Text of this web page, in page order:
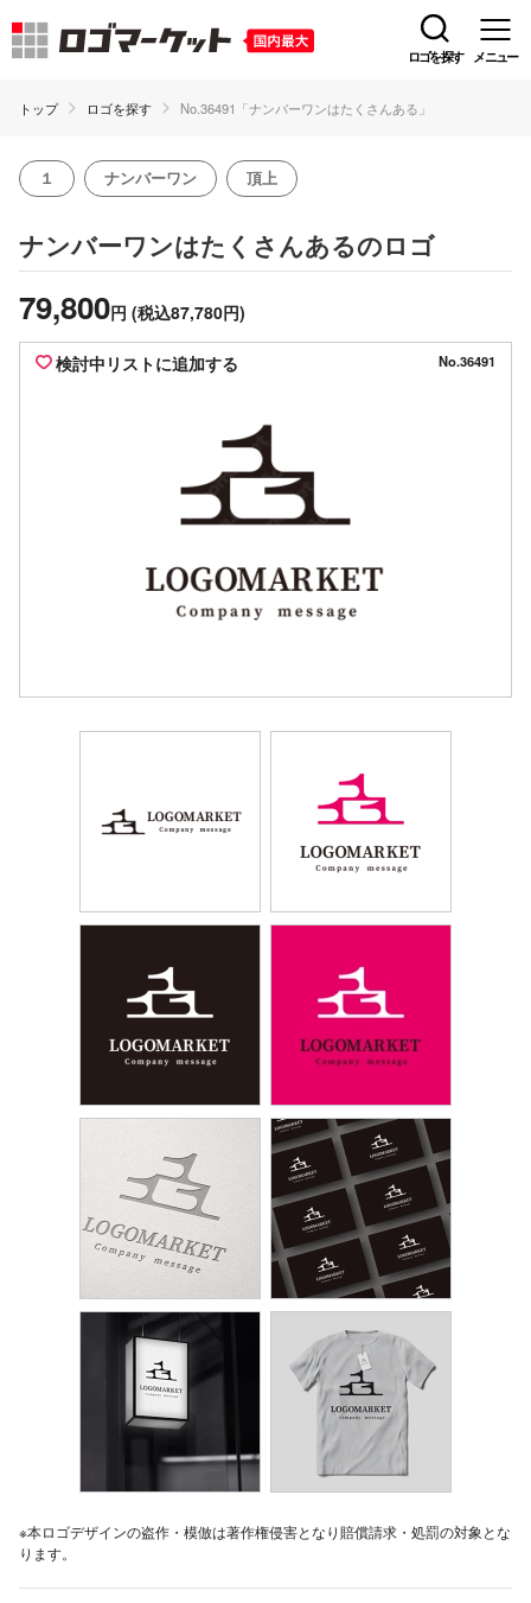
ロゴを探す メニュー
トップ ロゴを探す No.36491「ナンバーワンはたくさんある」
１ ナンバーワン 頂上
ナンバーワンはたくさんあるのロゴ
79,800円 (税込87,780円)
検討中リストに追加する No.36491
※本ロゴデザインの盗作・模倣は著作権侵害となり賠償請求・処罰の対象とな
ります。